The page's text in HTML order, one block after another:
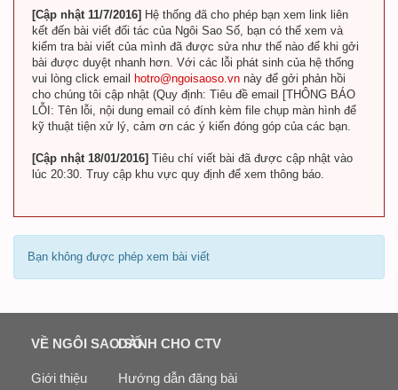
[Cập nhật 11/7/2016] Hệ thống đã cho phép bạn xem link liên
kết đến bài viết đối tác của Ngôi Sao Số, bạn có thể xem và
kiểm tra bài viết của mình đã được sửa như thế nào để khi gởi
bài được duyệt nhanh hơn. Với các lỗi phát sinh của hệ thống
vui lòng click email
hotro@ngoisaoso.vn này để gởi phản hồi
cho chúng tôi cập nhật (Quy định: Tiêu đề email [THÔNG BÁO
LỖI: Tên lỗi, nội dung email có đính kèm file chụp màn hình để
kỹ thuật tiện xử lý, cảm ơn các ý kiến đóng góp của các bạn.
[Cập nhật 18/01/2016] Tiêu chí viết bài đã được cập nhật vào
lúc 20:30. Truy cập khu vực quy định để xem thông báo.
Bạn không được phép xem bài viết
VỀ NGÔI SAO SỐ
Giới thiệu
DÀNH CHO CTV
Hướng dẫn đăng bài